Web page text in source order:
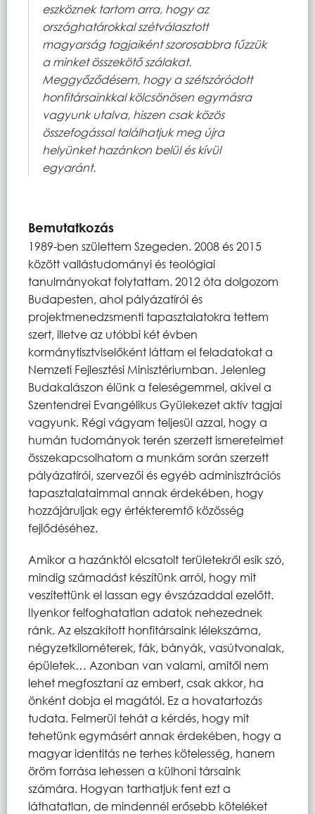
eszköznek tartom arra, hogy az
országhatárokkal szétválasztott
magyarság tagjaiként szorosabbra fűzzük
a minket összekötő szálakat.
Meggyőződésem, hogy a szétszóródott
honfitársainkkal kölcsönösen egymásra
vagyunk utalva, hiszen csak közös
összefogással találhatjuk meg újra
helyünket hazánkon belül és kívül
egyaránt.
Bemutatkozás
1989-ben születtem Szegeden. 2008 és 2015
között vallástudományi és teológiai
tanulmányokat folytattam. 2012 óta dolgozom
Budapesten, ahol pályázatírói és
projektmenedzsmenti tapasztalatokra tettem
szert, illetve az utóbbi két évben
kormánytisztviselőként láttam el feladatokat a
Nemzeti Fejlesztési Minisztériumban. Jelenleg
Budakalászon élünk a feleségemmel, akivel a
Szentendrei Evangélikus Gyülekezet aktív tagjai
vagyunk. Régi vágyam teljesül azzal, hogy a
humán tudományok terén szerzett ismereteimet
összekapcsolhatom a munkám során szerzett
pályázatírói, szervezői és egyéb adminisztrációs
tapasztalataimmal annak érdekében, hogy
hozzájáruljak egy értékteremtő közösség
fejlődéséhez.
Amikor a hazánktól elcsatolt területekről esik szó,
mindig számadást készítünk arról, hogy mit
veszítettünk el lassan egy évszázaddal ezelőtt.
Ilyenkor felfoghatatlan adatok nehezednek
ránk. Az elszakított honfitársaink lélekszáma,
négyzetkilométerek, fák, bányák, vasútvonalak,
épületek… Azonban van valami, amitől nem
lehet megfosztani az embert, csak akkor, ha
önként dobja el magától. Ez a hovatartozás
tudata. Felmerül tehát a kérdés, hogy mit
tehetünk egymásért annak érdekében, hogy a
magyar identitás ne terhes kötelesség, hanem
öröm forrása lehessen a külhoni társaink
számára. Hogyan tarthatjuk fent ezt a
láthatatlan, de mindennél erősebb köteléket